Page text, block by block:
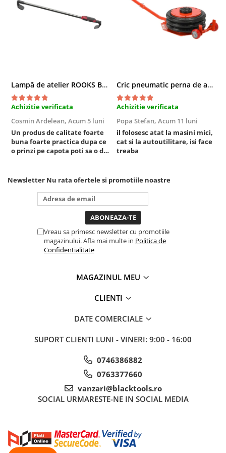
Sistem Vibro-Power
Sisteme de ridicare si sustinere
Truse de biti
Truse de surubelnite
Vulcanizare
Masini de dejantat roti
Masini de echilibrat roti
Piese de schimb
Truse de scule si accesorii
Truse de scule
Truse si accesorii 1/2
Truse si Accesorii 3/4
Truse si Accesorii 3/8
Accesorii de impact 3/4
Truse de biti de impact
Tubulare de impact 3/4
Tubulare 1/4
Tubulare 3/4
Lampă de atelier ROOKS B2 HYBRID pentru capotă, 2000 lumeni, 5000 mAh
Achizitie verificata
Cosmin Ardelean, Acum 5 luni
Un produs de calitate foarte
buna foarte practica dupa ce
o prinzi pe capota poti sa o dai
puternica si de la baterie care
tine destul de mult dar daca o
bagi la priza nu mai ai treaba
toata ziua ,ce...
Cric pneumatic perna de aer cu inaltator 6T
Achizitie verificata
Popa Stefan, Acum 11 luni
il folosesc atat la masini mici,
cat si la autoutilitare, isi face
treaba
Newsletter Nu rata ofertele si promotiile noastre
Vreau sa primesc newsletter cu promotiile
magazinului. Afla mai multe in Politica de
Confidentialitate
MAGAZINUL MEU
CLIENTI
DATE COMERCIALE
SUPORT CLIENTI LUNI - VINERI: 9:00 - 16:00
0746386882
0763377660
vanzari@blacktools.ro
SOCIAL URMARESTE-NE IN SOCIAL MEDIA